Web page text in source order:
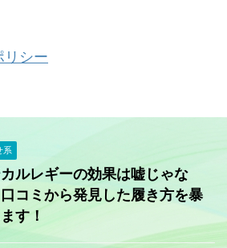
リシー
系
ルレギーの効果は嘘じゃな
コミから発見した履き方を暴
す！